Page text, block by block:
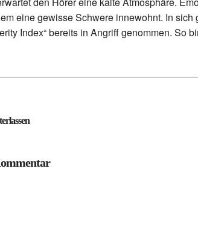
eine gewisse Schwere innewohnt. In sich
Index“ bereits in Angriff genommen. So